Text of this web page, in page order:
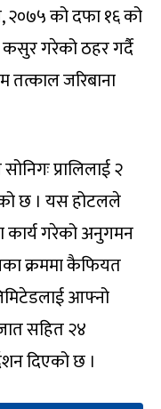
२०७५ को दफा १६ को
गरेको ठहर गर्दै
तत्काल जरिबाना
प्रालिलाई २
छ । यस होटलले
कार्य गरेको अनुगमन
क्रममा कैफियत
आफ्नो
सहित २४
दिएको छ ।